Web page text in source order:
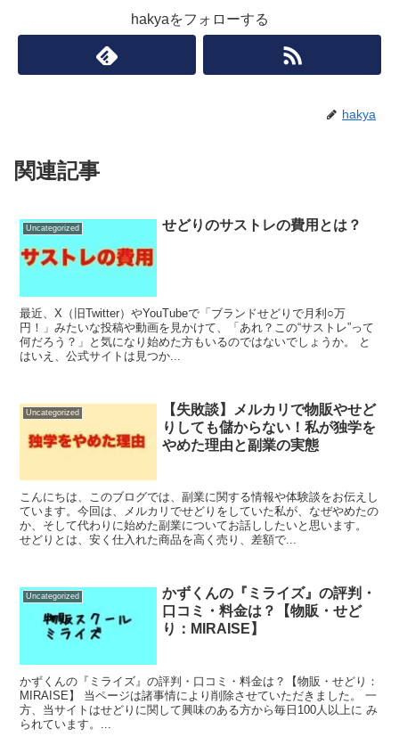
hakyaをフォローする
hakya
関連記事
Uncategorized せどりのサストレの費用とは？
最近、X（旧Twitter）やYouTubeで「ブランドせどりで月利○万
円！」みたいな投稿や動画を見かけて、「あれ？この“サストレ”って
何だろう？」と気になり始めた方もいるのではないでしょうか。 と
はいえ、公式サイトは見つか...
Uncategorized
【失敗談】メルカリで物販やせど
りしても儲からない！私が独学を
やめた理由と副業の実態
こんにちは、このブログでは、副業に関する情報や体験談をお伝えし
ています。今回は、メルカリでせどりをしていた私が、なぜやめたの
か、そして代わりに始めた副業についてお話ししたいと思います。
せどりとは、安く仕入れた商品を高く売り、差額で...
Uncategorized
かずくんの『ミライズ』の評判・
口コミ・料金は？【物販・せど
り：MIRAISE】
かずくんの『ミライズ』の評判・口コミ・料金は？【物販・せどり：
MIRAISE】 当ページは諸事情により削除させていただきました。 一
方、当サイトはせどりに関して興味のある方から毎日100人以上に み
られています。...